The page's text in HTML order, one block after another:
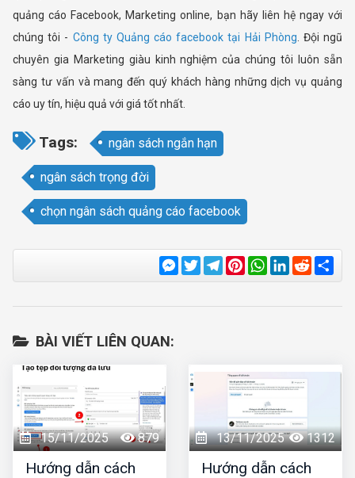
quảng cáo Facebook, Marketing online, bạn hãy liên hệ ngay với
chúng tôi - Công ty Quảng cáo facebook tại Hải Phòng . Đội ngũ
chuyên gia Marketing giàu kinh nghiệm của chúng tôi luôn sẵn
sàng tư vấn và mang đến quý khách hàng những dịch vụ quảng
cáo uy tín, hiệu quả với giá tốt nhất.
Tags: ngân sách ngắn hạn
ngân sách trọng đời
chọn ngân sách quảng cáo facebook
Messenger
TwitterTelegram
Pinterest
WhatsApp
LinkedIn
Reddit
BÀI VIẾT LIÊN QUAN:
15/11/2025 879
Hướng dẫn cách
13/11/2025 1312
Hướng dẫn cách